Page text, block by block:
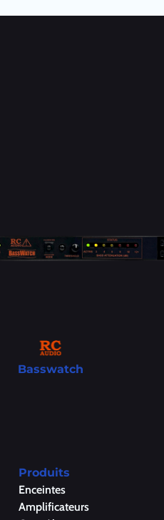
Basswatch
Produits
Enceintes
Amplificateurs